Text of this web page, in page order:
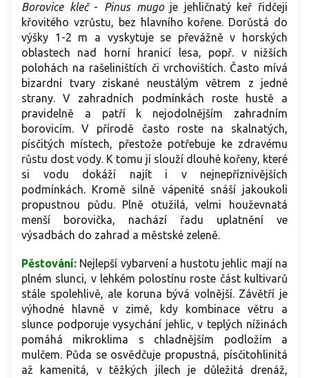
Borovice kleč - Pinus mugo je jehličnatý keř řidčeji
křovitého vzrůstu, bez hlavního kořene. Dorůstá do
výšky 1-2 m a vyskytuje se převážně v horských
oblastech nad horní hranicí lesa, popř. v nižších
polohách na rašeliništích či vrchovištích. Často mívá
bizardní tvary získané neustálým větrem z jedné
strany. V zahradních podmínkách roste hustě a
pravidelně a patří k nejodolnějším zahradním
borovicím. V přírodě často roste na skalnatých,
písčitých místech, přestože potřebuje ke zdravému
růstu dost vody. K tomu jí slouží dlouhé kořeny, které
si vodu dokáží najít i v nejnepříznivějších
podmínkách. Kromě silně vápenité snáší jakoukoli
propustnou půdu. Plně otužilá, velmi houževnatá
menší borovička, nachází řadu uplatnění ve
výsadbách do zahrad a městské zeleně.
Pěstování: Nejlepší vybarvení a hustotu jehlic mají na
plném slunci, v lehkém polostínu roste část kultivarů
stále spolehlivě, ale koruna bývá volnější. Závětří je
výhodné hlavně v zimě, kdy kombinace větru a
slunce podporuje vysychání jehlic, v teplých nížinách
pomáhá mikroklima s chladnějším podložím a
mulčem. Půda se osvědčuje propustná, písčitohlinitá
až kamenitá, v těžkých jílech je důležitá drenáž,